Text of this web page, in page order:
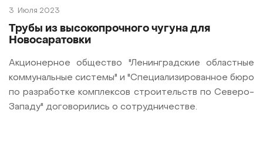
3 Июля 2023
Трубы из высокопрочного чугуна для
Новосаратовки
Акционерное общество "Ленинградские областные
коммунальные системы" и "Специализированное бюро
по разработке комплексов строительств по Северо-
Западу" договорились о сотрудничестве.